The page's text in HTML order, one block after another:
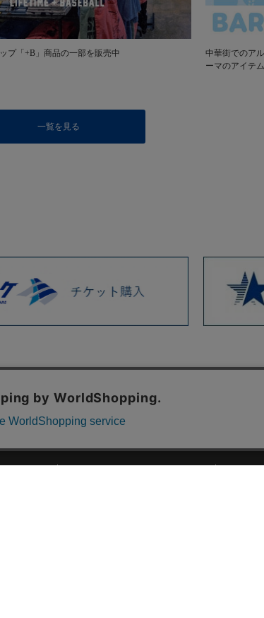
プ「+B」商品の一部を販売中
中華街でのア
ーマのアイテ
一覧を見る